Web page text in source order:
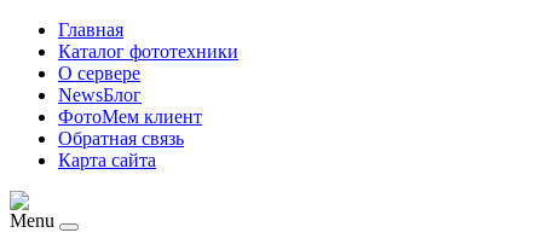
Главная
Каталог фототехники
О сервере
NewsБлог
ФотоМем клиент
Обратная связь
Карта сайта
Menu